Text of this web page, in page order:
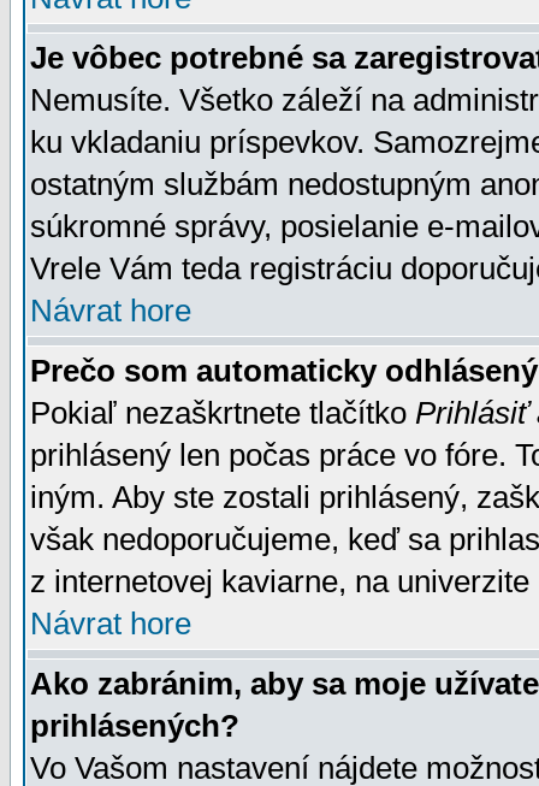
Je vôbec potrebné sa
Nemusíte. Všetko záleží na
ku vkladaniu príspevkov.
ostatným službám nedostupným
súkromné správy, posielanie e-
Vrele Vám teda registráciu
Návrat hore
Prečo som automaticky
Pokiaľ nezaškrtnete tlačítko Prihlásiť
prihlásený len počas práce vo fóre.
iným. Aby ste zostali prihlásený,
však nedoporučujeme, keď sa
z internetovej kaviarne, na univerzite
Návrat hore
Ako zabránim, aby sa moje
prihlásených?
Vo Vašom nastavení nájdete